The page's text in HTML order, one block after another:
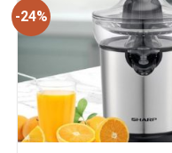
-24%